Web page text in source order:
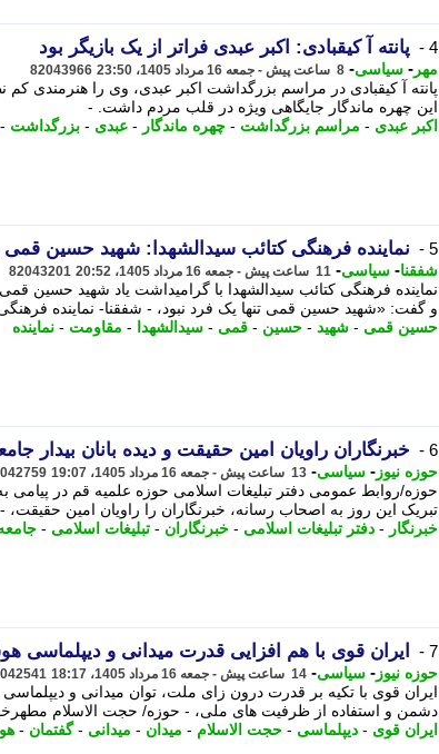
4 - پانته آ کیقبادی: اکبر عبدی فراتر از یک بازیگر بود
مهر - سیاسی- 8 ساعت پیش - جمعه 16 مرداد 1405، 23:50 82043966
پانته آ کیقبادی در مراسم بزرگداشت اکبر عبدی، وی را هنرمندی
این چهره ماندگار جایگاهی ویژه در قلب مردم داشت. -
اکبر عبدی - مراسم بزرگداشت - چهره ماندگار - عبدی - بزرگداشت -
5 - نماینده فرهنگی کتائب سیدالشهدا: شهید حسین
شفقنا- سیاسی- 11 ساعت پیش - جمعه 16 مرداد 1405، 20:52 82043201
نماینده فرهنگی کتائب سیدالشهدا با گرامیداشت یاد شهید حسین
و گفت: «شهید حسین قمی تنها یک فرد نبود، - شفقنا- نماینده فرهنگی
حسین قمی - شهید - حسین - قمی - سیدالشهدا - مقاومت - نماینده
6 - خبرنگاران راویان امین حقیقت و دیده بانان بیدار
حوزه نیوز - سیاسی- 13 ساعت پیش - جمعه 16 مرداد 1405، 19:07
حوزه/روابط عمومی دفتر تبلیغات اسلامی حوزه علمیه قم در پیامی
تبریک این روز به اصحاب رسانه، خبرنگاران را راویان امین حقیقت، -
خبرنگار - دفتر تبلیغات اسلامی - خبرنگاران - تبلیغات اسلامی -
7 - ایران قوی با هم افزایی قدرت میدانی و دیپلماسی
حوزه نیوز - سیاسی- 14 ساعت پیش - جمعه 16 مرداد 1405، 18:17
ایران قوی با تکیه بر قدرت درون زای ملت، توان میدانی و
دشمن و استفاده از ظرفیت های ملی، - حوزه/ حجت الاسلام
ایران قوی - دیپلماسی - حجت الاسلام - میدان - میدانی -گفتمان -